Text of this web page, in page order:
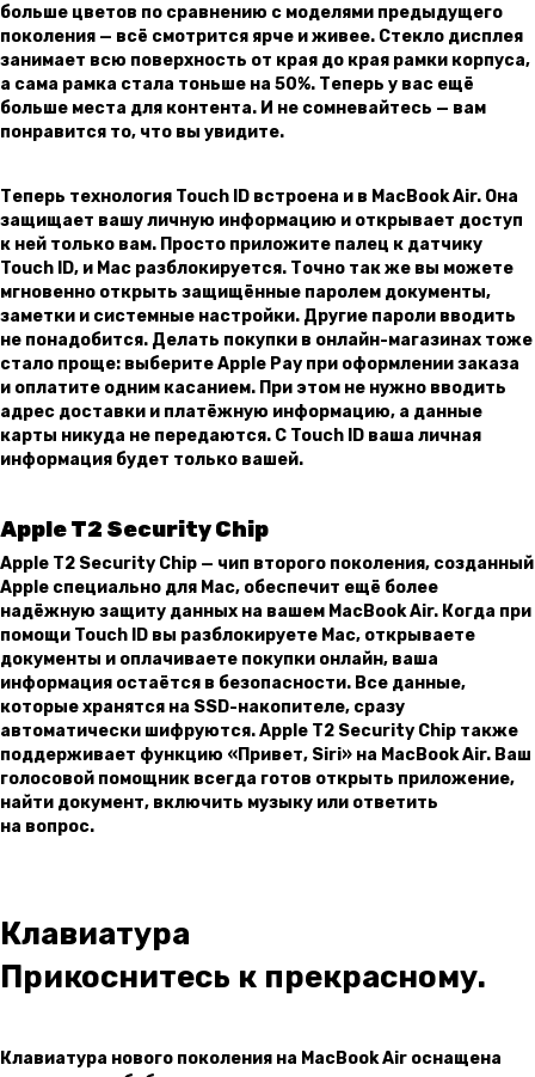
больше цветов по сравнению с моделями предыдущего
поколения — всё cмотрится ярче и живее. Стекло дисплея
занимает всю поверхность от края до края рамки корпуса,
а сама рамка стала тоньше на 50%. Теперь у вас ещё
больше места для контента. И не сомневай­тесь — вам
понравится то, что вы увидите.
Теперь технология Touch ID встроена и в MacBook Air. Она
защищает вашу личную информацию и открывает доступ
к ней только вам. Просто приложите палец к датчику
Touch ID, и Mac разблокируется. Точно так же вы можете
мгновенно открыть защищённые паролем документы,
заметки и системные настройки. Другие пароли вводить
не понадобится. Делать покупки в онлайн-магазинах тоже
стало проще: выберите Apple Pay при оформлении заказа
и оплатите одним касанием. При этом не нужно вводить
адрес доставки и платёжную информацию, а данные
карты никуда не передаются. С Touch ID ваша личная
информация будет только вашей.
Apple T2 Security Chip
Apple T2 Security Chip — чип второго поколения, созданный
Apple специально для Mac, обеспечит ещё более
надёжную защиту данных на вашем MacBook Air. Когда при
помощи Touch ID вы разблокируете Mac, открываете
документы и оплачиваете покупки онлайн, ваша
информация остаётся в безопасности. Все данные,
которые хранятся на SSD-накопителе, сразу
автоматически шифруются. Apple T2 Security Chip также
поддерживает функцию «Привет, Siri» на MacBook Air. Ваш
голосовой помощник всегда готов открыть приложение,
найти документ, включить музыку или ответить
на вопрос.
Клавиатура
Прикоснитесь к прекрасному.
Клавиатура нового поколения на MacBook Air оснащена